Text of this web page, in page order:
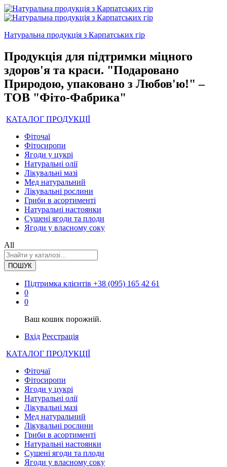
Натуральна продукція з Карпатських гір
Продукція для підтримки міцного
здоров'я та краси. "Подаровано
Природою, упаковано з Любов'ю!" –
ТОВ "Фіто-Фабрика"
КАТАЛОГ ПРОДУКЦІЇ
Фіточаї
Фітосиропи
Ягоди у цукрі
Натуральні олії
Лікувальні мазі
Мед натуральний
Лікувальні рослини
Гриби в асортименті
Натуральні настоянки
Сушені ягоди та плоди
Ягоди у власному соку
All
ПОШУК
Підтримка клієнтів +38 (095) 165 42 61
0
0
Ваш кошик порожній.
Вхід Реєстрація
КАТАЛОГ ПРОДУКЦІЇ
Фіточаї
Фітосиропи
Ягоди у цукрі
Натуральні олії
Лікувальні мазі
Мед натуральний
Лікувальні рослини
Гриби в асортименті
Натуральні настоянки
Сушені ягоди та плоди
Ягоди у власному соку